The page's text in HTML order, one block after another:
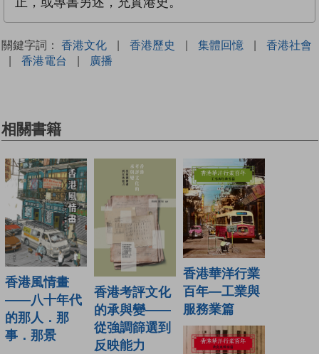
關鍵字詞： 香港文化 | 香港歷史 | 集體回憶 |
香港社會
|
香港電台 | 廣播
相關書籍
香港風情畫
——八十年代
的那人．那
事．那景
香港考評文化
的承與變——
從強調篩選到
反映能力
香港華洋行業
百年—工業與
服務業篇